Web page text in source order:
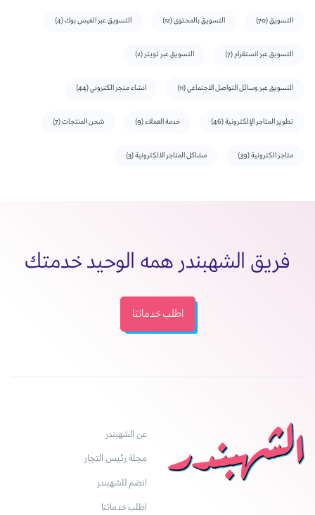
التسويق(70) التسويق بالمحتوى(12) التسويق عبر الفيس بوك(4)
التسويق عبر انستقرام(7) التسويق عبر تويتر(2)
التسويق عبر وسائل التواصل الاجتماعي(11) انشاء متجر الكتروني(44)
تطوير المتاجر الإلكترونية(46) خدمة العملاء(9) شحن المنتجات(7)
متاجر الكترونية(39) مشاكل المتاجر الالكترونية(3)
فريق الشهبندر همه الوحيد خدمتك
اطلب خدماتنا
عن الشهبندر
مجلة رئيس التجار
انضم للشهبندر
اطلب خدماتنا